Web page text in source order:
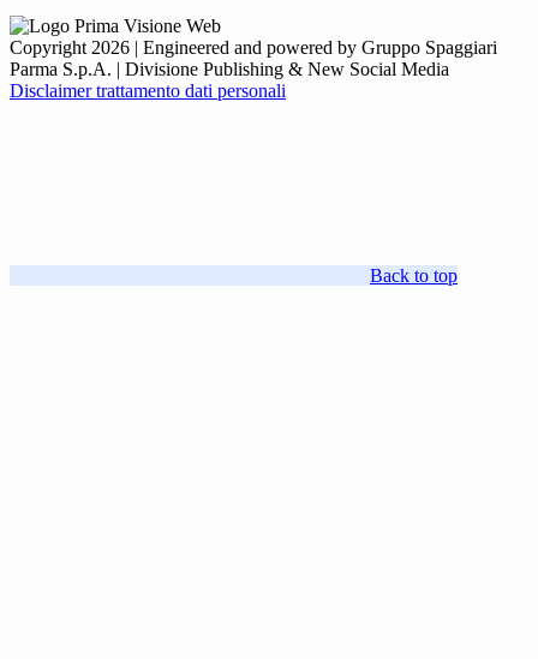
Copyright 2026 | Engineered and powered by Gruppo Spaggiari
Parma S.p.A. | Divisione Publishing & New Social Media
Disclaimer trattamento dati personali
Back to top